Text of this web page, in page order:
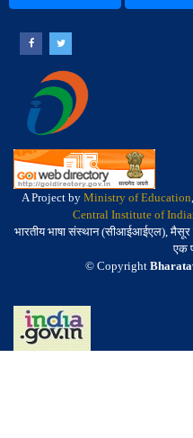
A Project by Ministry of Education
Central Institute of
भारतीय भाषा संस्थान (सीआईआईएल), मैसूर
एक
© Copyright